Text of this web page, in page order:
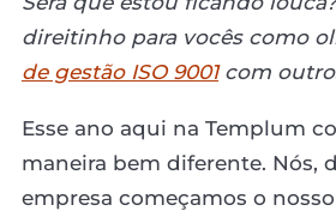
direitinho para vocês como
de gestão ISO 9001com
Esse ano aqui na Templum
maneira bem diferente. Nós,
empresa começamos o